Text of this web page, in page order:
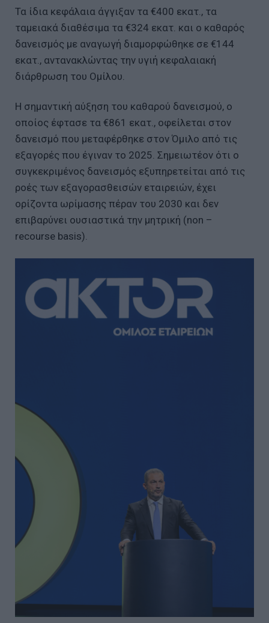
Τα ίδια κεφάλαια άγγιξαν τα €400 εκατ., τα
ταμειακά διαθέσιμα τα €324 εκατ. και ο καθαρός
δανεισμός με αναγωγή διαμορφώθηκε σε €144
εκατ., αντανακλώντας την υγιή κεφαλαιακή
διάρθρωση του Ομίλου.
Η σημαντική αύξηση του καθαρού δανεισμού, ο
οποίος έφτασε τα €861 εκατ., οφείλεται στον
δανεισμό που μεταφέρθηκε στον Όμιλο από τις
εξαγορές που έγιναν το 2025. Σημειωτέον ότι ο
συγκεκριμένος δανεισμός εξυπηρετείται από τις
ροές των εξαγορασθεισών εταιρειών, έχει
ορίζοντα ωρίμασης πέραν του 2030 και δεν
επιβαρύνει ουσιαστικά την μητρική (non –
recourse basis).